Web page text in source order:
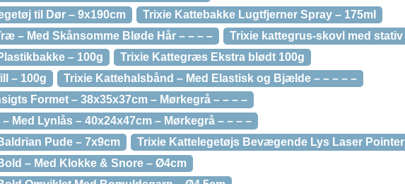
til Dør – 9x190cm
Trixie Kattebakke Lugtfjerner Spray – 175ml
– Med Skånsomme Bløde Hår – – – –
Trixie kattegrus-skovl med stativ
– 100g
Trixie Kattegræs Ekstra blødt 100g
– 100g
Trixie Kattehalsbånd – Med Elastisk og Bjælde – – – – –
Formet – 38x35x37cm – Mørkegrå – – – –
Med Lynlås – 40x24x47cm – Mørkegrå – – – –
Pude – 7x9cm
Trixie Kattelegetøjs Bevægende Lys Laser Pointer
– Med Klokke & Snore – Ø4cm